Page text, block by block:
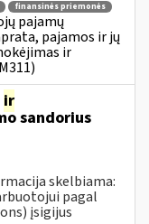
finansinės priemonės
pajamų
pajamos ir jų
ir
ir
sandorius
skelbiama:
pagal
įsigijus